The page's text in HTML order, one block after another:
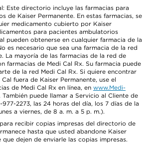
Este directorio incluye las farmacias para
de Kaiser Permanente. En estas farmacias, se
medicamento cubierto por Kaiser
para pacientes ambulatorios
pueden obtenerse en cualquier farmacia de la
es necesario que sea una farmacia de la red
La mayoría de las farmacias de la red de
farmacias de Medi Cal Rx. Su farmacia puede
de la red Medi Cal Rx. Si quiere encontrar
fuera de Kaiser Permanente, use el
de Medi Cal Rx en línea, en www.Medi-
. También puede llamar a Servicio al Cliente de
2273, las 24 horas del día, los 7 días de la
a viernes, de 8 a. m. a 5 p. m.).
recibir copias impresas del directorio de
hasta que usted abandone Kaiser
dejen de enviarle las copias impresas.